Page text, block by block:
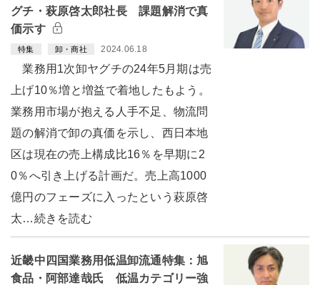
グチ・萩原啓太郎社長 課題解消で真
価示す
特集 卸・商社 2024.06.18
業務用1次卸ヤグチの24年5月期は売
上げ10％増と増益で着地したもよう。
業務用市場が抱える人手不足、物流問
題の解消で卸の真価を示し、西日本地
区は現在の売上構成比16％を早期に2
0％へ引き上げる計画だ。売上高1000
億円のフェーズに入ったという萩原啓
太…続きを読む
近畿中四国業務用低温卸流通特集：旭
食品・阿部達哉氏 低温カテゴリー強